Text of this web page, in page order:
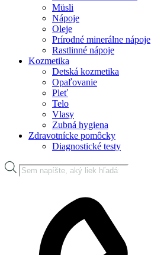
Müsli
Nápoje
Oleje
Prírodné minerálne nápoje
Rastlinné nápoje
Kozmetika
Detská kozmetika
Opaľovanie
Pleť
Telo
Vlasy
Zubná hygiena
Zdravotnícke pomôcky
Diagnostické testy
Products
search